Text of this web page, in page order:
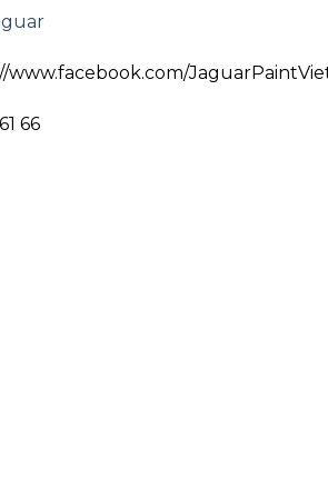
www.facebook.com/
66